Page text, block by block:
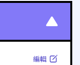
編輯